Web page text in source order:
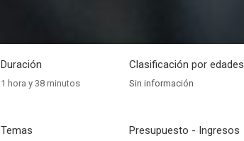
Duración
1 hora y 38 minutos
Clasificación por edades
Sin información
Temas Presupuesto - Ingresos